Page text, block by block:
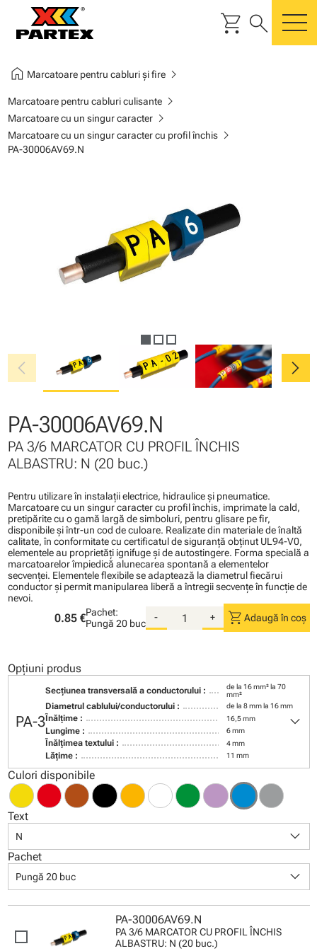
shopping_cart search
home Marcatoare pentru cabluri și firechevron_right
Marcatoare pentru cabluri culisantechevron_right
Marcatoare cu un singur caracterchevron_right
Marcatoare cu un singur caracter cu profil închischevron_right
PA-30006AV69.N
chevron_left chevron_right
PA-30006AV69.N
PA 3/6 MARCATOR CU PROFIL ÎNCHIS
ALBASTRU: N (20 buc.)
Pentru utilizare în instalaţii electrice, hidraulice şi pneumatice.
Marcatoare cu un singur caracter cu profil închis, imprimate la cald,
pretipărite cu o gamă largă de simboluri, pentru glisare pe fir,
disponibile şi într-un cod de culoare. Realizate din materiale de înaltă
calitate, în conformitate cu certificatul de siguranţă obţinut UL94-V0,
elementele au proprietăţi ignifuge şi de autostingere. Forma specială a
marcatoarelor împiedică alunecarea spontană a elementelor
secvenţei. Elementele flexibile se adaptează la diametrul fiecărui
conductor şi permit manipularea liberă a întregii secvenţe în funcţie de
nevoi.
0.85 €Pachet:
Pungă 20 buc
- + shopping_cart Adaugă în coș
Opțiuni produs
PA-3
Secţiunea transversală a conductorului :
de la 16 mm² la 70
mm²
Diametrul cablului/conductorului : de la 8 mm la 16 mm
Înălţime : 16,5 mm
Lungime : 6 mm
Înălţimea textului : 4 mm
Lăţime : 11 mm
keyboard_arrow_down
Culori disponibile
Text
N keyboard_arrow_down
Pachet
Pungă 20 buc keyboard_arrow_down
PA-30006AV69.N
PA 3/6 MARCATOR CU PROFIL ÎNCHIS
ALBASTRU: N (20 buc.)